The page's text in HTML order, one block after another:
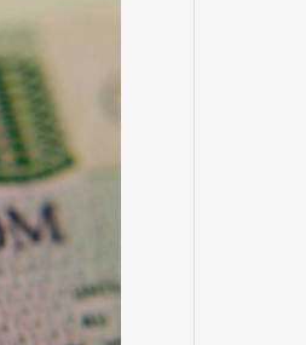
مسترد،برطانیہ
پاؤنڈ
کمالئے